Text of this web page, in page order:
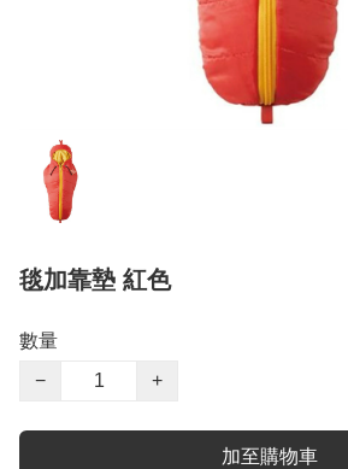
毯加靠墊 紅色
數量
−
+
加至購物車